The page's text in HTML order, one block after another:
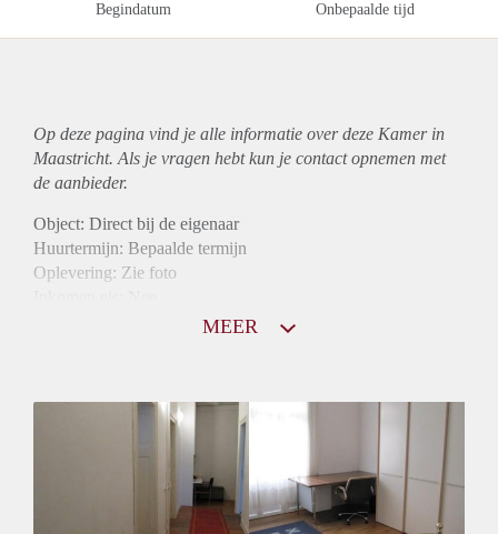
Begindatum Onbepaalde tijd
Op deze pagina vind je alle informatie over deze Kamer in
Maastricht. Als je vragen hebt kun je contact opnemen met
de aanbieder.
Object: Direct bij de eigenaar
Huurtermijn: Bepaalde termijn
Oplevering: Zie foto
Gedeelde Douche: Ja
Gedeelde woonkamer: Ja
Geslacht huisgenoten: Gemengd
MEER